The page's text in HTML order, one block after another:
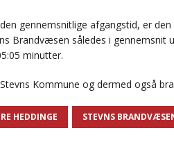
gennemsnitlige afgangstid, er
Brandvæsen således i gennemsnit
minutter.
Kommune og dermed også
HEDDINGE STEVNS